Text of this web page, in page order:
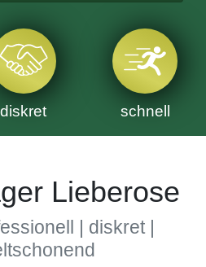
diskret schnell
Lieberose
| diskret |